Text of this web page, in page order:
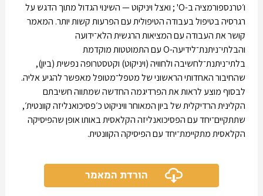
ו׳טרנספורמציה ב-O' ; ואצל ויניקוט — השינוי הגדול מתוך הדגש על
רגרסיה בטיפול בעבודה הטיפולית עם הפרעות קשות יותר. המאמר
קושר את העבודה עם המציאות הרגשית הלא־ידועה
והבלתי־ניתנת־לידיעה-O עם התמוטטות מוקדמת
בלתי־ניתנת־לחשיבה ולחוויה (ויניקוט) וקטסטרופה נפשית (ביון),
שהחיבור האחדותי הראשוני של מטפל־מטופל מאפשר להגיע אליה.
לבסוף מוצע לראות את הפרדיגמה החדשה שמתווה חשיבתם
הקלינית הרדיקלית של ביון המאוחר וויניקוט כ׳פסיכואנליזה קוונטית׳,
שתתקיים־יחד עם הפסיכואנליזה הקלאסית באותו אופן שהפיסיקה
הקלאסית מתקיימת־יחד עם הפיסיקה הקוונטית.
הורדת המאמר